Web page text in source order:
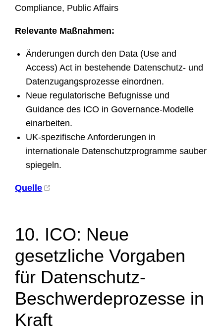
Compliance, Public Affairs
Relevante Maßnahmen:
Änderungen durch den Data (Use and
Access) Act in bestehende Datenschutz- und
Datenzugangsprozesse einordnen.
Neue regulatorische Befugnisse und
Guidance des ICO in Governance-Modelle
einarbeiten.
UK-spezifische Anforderungen in
internationale Datenschutzprogramme sauber
spiegeln.
Quelle
10. ICO: Neue
gesetzliche Vorgaben
für Datenschutz-
Beschwerdeprozesse in
Kraft